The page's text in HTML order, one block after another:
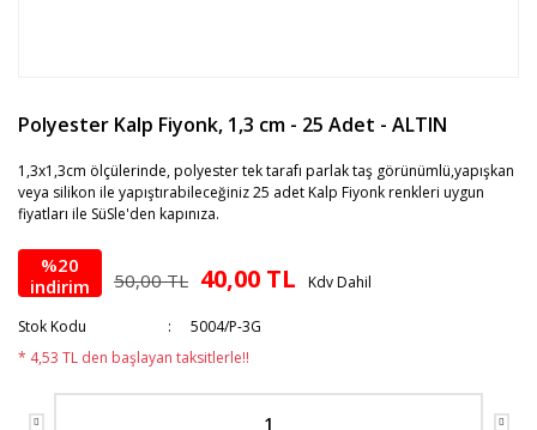
Polyester Kalp Fiyonk, 1,3 cm - 25 Adet - ALTIN
1,3x1,3cm ölçülerinde, polyester tek tarafı parlak taş görünümlü,yapışkan
veya silikon ile yapıştırabileceğiniz 25 adet Kalp Fiyonk renkleri uygun
fiyatları ile SüSle'den kapınıza.
%20
indirim
50,00 TL 40,00 TL Kdv Dahil
Stok Kodu
5004/P-3G
* 4,53 TL den başlayan taksitlerle!!